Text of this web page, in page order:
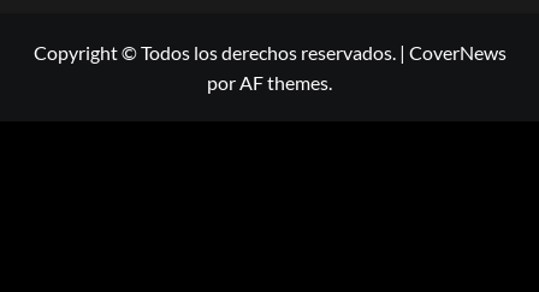
Copyright © Todos los derechos reservados. | CoverNews
por AF themes.